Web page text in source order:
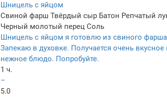
Шницель с яйцом
Свиной фарш Твёрдый сыр Батон Репчатый
Черный молотый перец Соль
Шницель с яйцом я готовлю из свиного
Запекаю в духовке. Получается очень вкусное
нежное блюдо. Попробуйте.
1 ч.
–
5.0